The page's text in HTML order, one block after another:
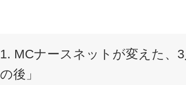
1. MCナースネットが変えた、
の後」